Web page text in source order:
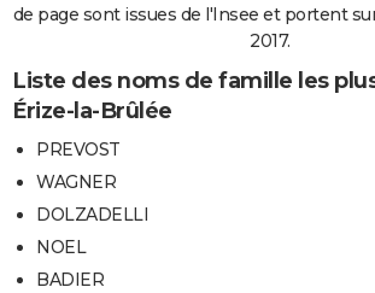
de page sont issues de l'Insee et portent
2017.
Liste des noms de famille les
Érize-la-Brûlée
PREVOST
WAGNER
DOLZADELLI
NOEL
BADIER